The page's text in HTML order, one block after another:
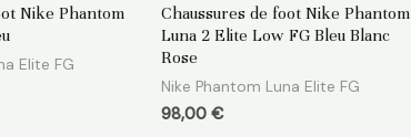
Nike Phantom
Elite FG
Note
0
sur
5
Chaussures de foot Nike Phantom
Luna 2 Elite Low FG Bleu Blanc
Rose
Nike Phantom Luna Elite FG
98,00 €